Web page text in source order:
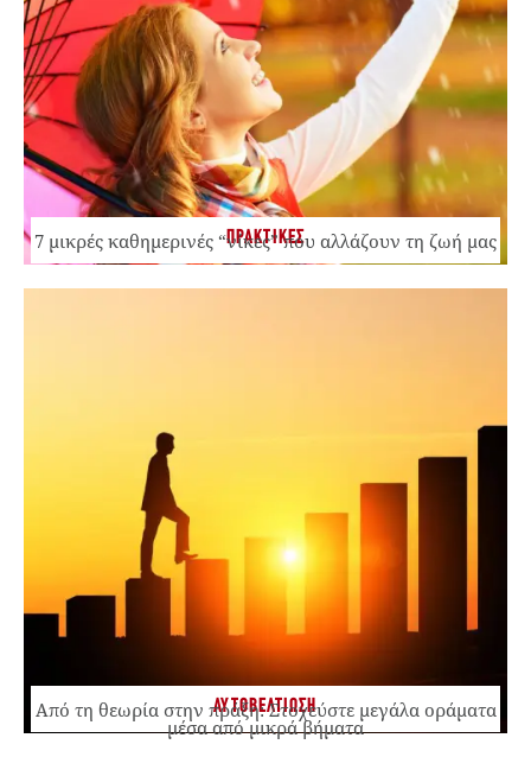
ΠΡΑΚΤΙΚΕΣ
7 μικρές καθημερινές “νίκες” που αλλάζουν τη ζωή μας
ΑΥΤΟΒΕΛΤΙΩΣΗ
Από τη θεωρία στην πράξη: Στοχεύστε μεγάλα οράματα
μέσα από μικρά βήματα